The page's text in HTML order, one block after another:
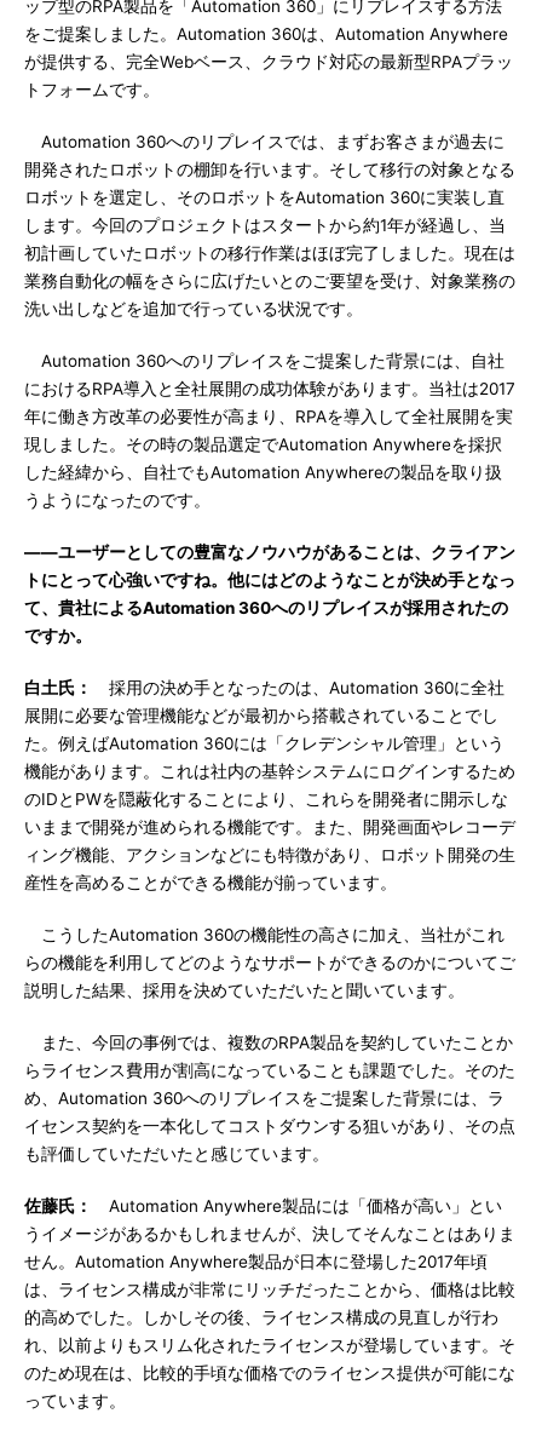
ップ型のRPA製品を「Automation 360」にリプレイスする方法
をご提案しました。Automation 360は、Automation Anywhere
が提供する、完全Webベース、クラウド対応の最新型RPAプラッ
トフォームです。
Automation 360へのリプレイスでは、まずお客さまが過去に
開発されたロボットの棚卸を行います。そして移行の対象となる
ロボットを選定し、そのロボットをAutomation 360に実装し直
します。今回のプロジェクトはスタートから約1年が経過し、当
初計画していたロボットの移行作業はほぼ完了しました。現在は
業務自動化の幅をさらに広げたいとのご要望を受け、対象業務の
洗い出しなどを追加で行っている状況です。
Automation 360へのリプレイスをご提案した背景には、自社
におけるRPA導入と全社展開の成功体験があります。当社は2017
年に働き方改革の必要性が高まり、RPAを導入して全社展開を実
現しました。その時の製品選定でAutomation Anywhereを採択
した経緯から、自社でもAutomation Anywhereの製品を取り扱
うようになったのです。
――ユーザーとしての豊富なノウハウがあることは、クライアン
トにとって心強いですね。他にはどのようなことが決め手となっ
て、貴社によるAutomation 360へのリプレイスが採用されたの
ですか。
白土氏：
採用の決め手となったのは、Automation 360に全社
展開に必要な管理機能などが最初から搭載されていることでし
た。例えばAutomation 360には「クレデンシャル管理」という
機能があります。これは社内の基幹システムにログインするため
のIDとPWを隠蔽化することにより、これらを開発者に開示しな
いままで開発が進められる機能です。また、開発画面やレコーデ
ィング機能、アクションなどにも特徴があり、ロボット開発の生
産性を高めることができる機能が揃っています。
こうしたAutomation 360の機能性の高さに加え、当社がこれ
らの機能を利用してどのようなサポートができるのかについてご
説明した結果、採用を決めていただいたと聞いています。
また、今回の事例では、複数のRPA製品を契約していたことか
らライセンス費用が割高になっていることも課題でした。そのた
め、Automation 360へのリプレイスをご提案した背景には、ラ
イセンス契約を一本化してコストダウンする狙いがあり、その点
も評価していただいたと感じています。
佐藤氏：
Automation Anywhere製品には「価格が高い」とい
うイメージがあるかもしれませんが、決してそんなことはありま
せん。Automation Anywhere製品が日本に登場した2017年頃
は、ライセンス構成が非常にリッチだったことから、価格は比較
的高めでした。しかしその後、ライセンス構成の見直しが行わ
れ、以前よりもスリム化されたライセンスが登場しています。そ
のため現在は、比較的手頃な価格でのライセンス提供が可能にな
っています。